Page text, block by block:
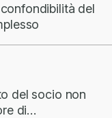
del
del socio non
di…